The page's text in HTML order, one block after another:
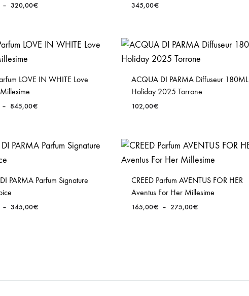
– 320,00€Plage
à
345,00€
LOVE IN WHITE Love
– 845,00€Plage
à
ACQUA DI PARMA Diffuseur 180ML
Holiday 2025 Torrone
102,00€
PARMA Parfum Signature
– 345,00€Plage
CREED Parfum AVENTUS FOR HER
Aventus For Her Millesime
165,00€ – 275,00€Plage